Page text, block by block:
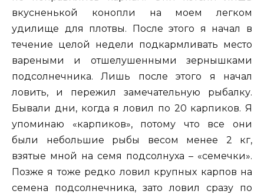
вкусненькой конопли на моем легком
удилище для плотвы. После этого я начал в
течение целой недели подкармливать место
вареными и отшелушенными зернышками
подсолнечника. Лишь после этого я начал
ловить, и пережил замечательную рыбалку.
Бывали дни, когда я ловил по 20 карпиков. Я
упоминаю «карпиков», потому что все они
были небольшие рыбы весом менее 2 кг,
взятые мной на семя подсолнуха – «семечки».
Позже я тоже редко ловил крупных карпов на
семена подсолнечника, зато ловил сразу по